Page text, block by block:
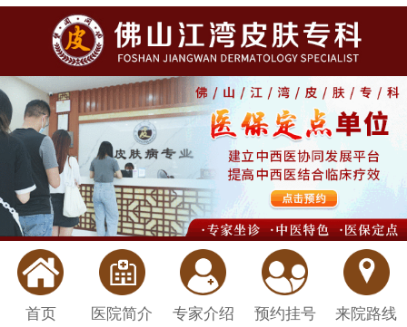
首页 医院简介 专家介绍 预约挂号 来院路线